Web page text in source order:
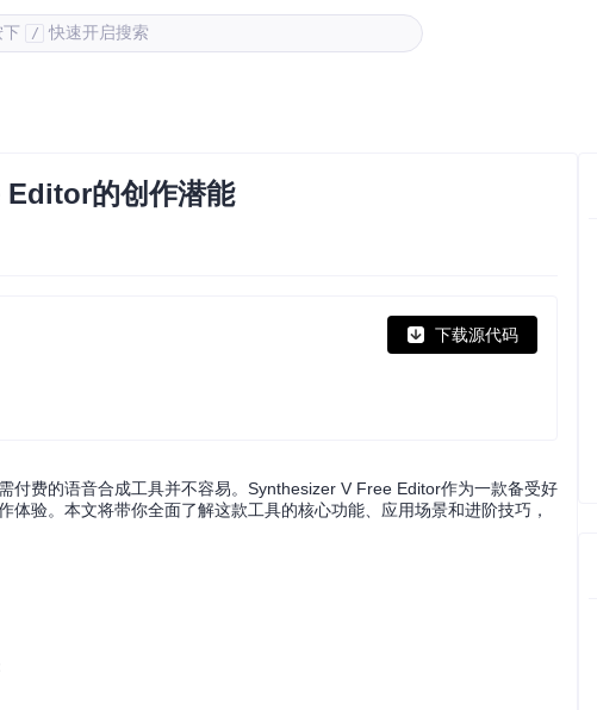
/ 快速开启搜索
Editor的创作潜能
下载源代码
费的语音合成工具并不容易。Synthesizer V Free Editor作为一款备受好
验。本文将带你全面了解这款工具的核心功能、应用场景和进阶技巧，